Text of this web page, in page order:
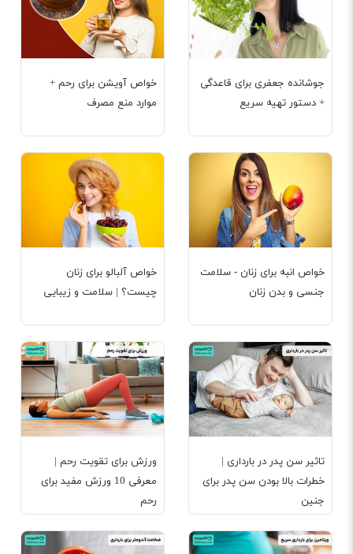
خواص آویشن برای رحم +
موارد منع مصرف
جوشانده جعفری برای قاعدگی
+ دستور تهیه سریع
خواص آلبالو برای زنان
چیست؟ | سلامت و زیبایی
خواص انبه برای زنان - سلامت
جنسی و بدن زنان
ورزش برای تقویت رحم |
معرفی 10 ورزش مفید برای
رحم
تاثیر سن پدر در بارداری |
خطرات بالا بودن سن پدر برای
جنین